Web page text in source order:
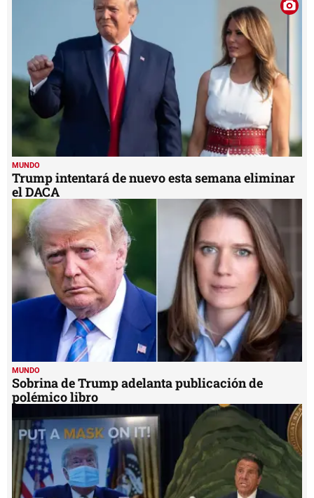
MUNDO
Trump intentará de nuevo esta semana eliminar
el DACA
MUNDO
Sobrina de Trump adelanta publicación de
polémico libro